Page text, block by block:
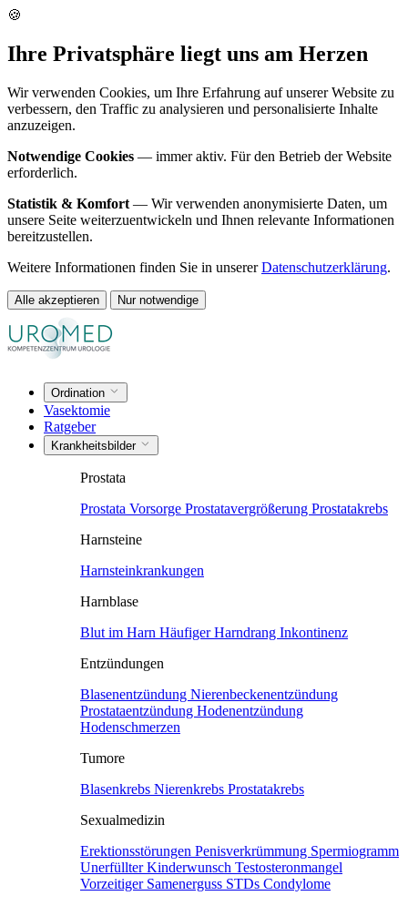
🍪
Ihre Privatsphäre liegt uns am Herzen
Wir verwenden Cookies, um Ihre Erfahrung auf unserer Website zu
verbessern, den Traffic zu analysieren und personalisierte Inhalte
anzuzeigen.
Notwendige Cookies — immer aktiv. Für den Betrieb der Website
erforderlich.
Statistik & Komfort — Wir verwenden anonymisierte Daten, um
unsere Seite weiterzuentwickeln und Ihnen relevante Informationen
bereitzustellen.
Weitere Informationen finden Sie in unsererDatenschutzerklärung.
Alle akzeptieren Nur notwendige
Ordination
Vasektomie
Ratgeber
Krankheitsbilder
Prostata
Prostata Vorsorge Prostatavergrößerung Prostatakrebs
Harnsteine
Harnsteinkrankungen
Harnblase
Blut im Harn Häufiger Harndrang Inkontinenz
Entzündungen
Blasenentzündung Nierenbeckenentzündung
Prostataentzündung Hodenentzündung
Hodenschmerzen
Tumore
Blasenkrebs Nierenkrebs Prostatakrebs
Sexualmedizin
Erektionsstörungen Penisverkrümmung Spermiogramm
Unerfüllter Kinderwunsch Testosteronmangel
Vorzeitiger Samenerguss STDs Condylome